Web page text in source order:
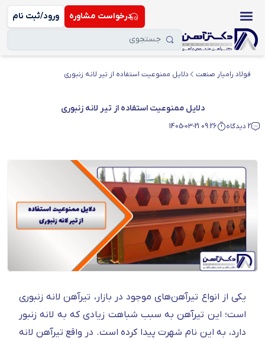
درخواست مشاوره ورود/ثبت نام
فولاد رامیار صنعت دلایل ممنوعیت استفاده از تیر لانه زنبوری
دلایل ممنوعیت استفاده از تیر لانه زنبوری
2 دیدگاه 1405-03-21 09:26
یکی از انواع تیرآهن‌های موجود در بازار، تیرآهن لانه زنبوری
است؛ این تیرآهن به سبب شباهت زیادی که به لانه زنبور
دارد، به این نام شهرت پیدا کرده است. در واقع تیرآهن لانه